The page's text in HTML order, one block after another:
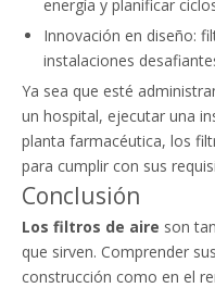
energía y planificar
Innovación en diseño:
instalaciones
Ya sea que esté
un hospital, ejecutar una
planta farmacéutica, los
para cumplir con sus
Conclusión
Los filtros de aire son
que sirven. Comprender
construcción como en el